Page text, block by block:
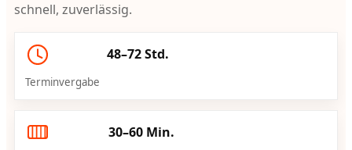
schnell, zuverlässig.
48–72 Std.
Terminvergabe
30–60 Min.